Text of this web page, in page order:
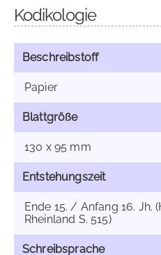
Kodikologie
Beschreibstoff
Papier
Blattgröße
130 x 95 mm
Entstehungszeit
Ende 15. / Anfang 16. Jh.
Rheinland S. 515)
Schreibsprache